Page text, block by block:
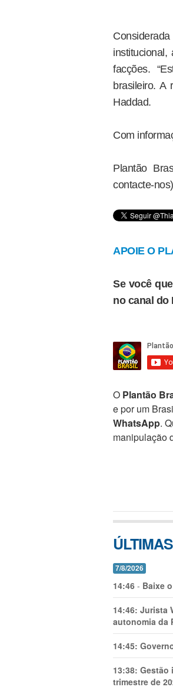
facções.
brasileiro. A
Haddad.
Com
Plantão
contacte-
APOIE O
Se você
no canal do
O Plantão
e por um
WhatsApp.
manipulação
7/8/2026
14:46 - Baixe
14:46: Jurista
autonomia da
14:45:
13:38: Gestão
trimestre de